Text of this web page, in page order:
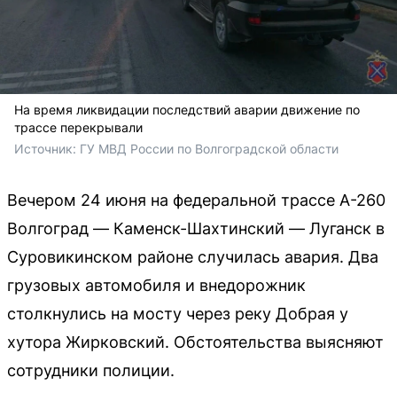
На время ликвидации последствий аварии движение по
трассе перекрывали
Источник: ГУ МВД России по Волгоградской области
Вечером 24 июня на федеральной трассе А-260
Волгоград — Каменск-Шахтинский — Луганск в
Суровикинском районе случилась авария. Два
грузовых автомобиля и внедорожник
столкнулись на мосту через реку Добрая у
хутора Жирковский. Обстоятельства выясняют
сотрудники полиции.